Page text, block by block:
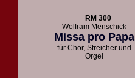
RM 300
Wolfram Menschick
Missa pro Papa
für Chor, Streicher und
Orgel